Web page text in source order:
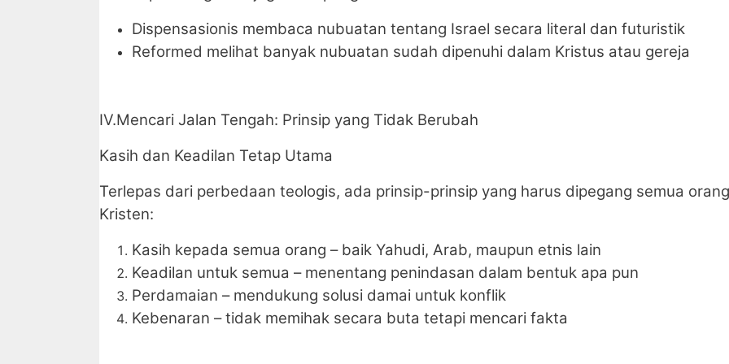
Dispensasionis membaca nubuatan tentang Israel secara literal dan futuristik
Reformed melihat banyak nubuatan sudah dipenuhi dalam Kristus atau gereja
IV.Mencari Jalan Tengah: Prinsip yang Tidak Berubah
Kasih dan Keadilan Tetap Utama
Terlepas dari perbedaan teologis, ada prinsip-prinsip yang harus dipegang semua orang
Kristen:
Kasih kepada semua orang – baik Yahudi, Arab, maupun etnis lain
Keadilan untuk semua – menentang penindasan dalam bentuk apa pun
Perdamaian – mendukung solusi damai untuk konflik
Kebenaran – tidak memihak secara buta tetapi mencari fakta